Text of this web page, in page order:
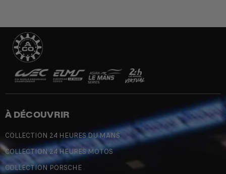
À DÉCOUVRIR
COLLECTION 24 HEURES DU MANS
COLLECTION 24 HEURES MOTOS
COLLECTION PORSCHE